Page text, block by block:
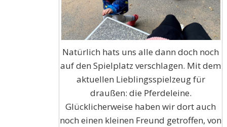
Natürlich hats uns alle dann doch noch
auf den Spielplatz verschlagen. Mit dem
aktuellen Lieblingsspielzeug für
draußen: die Pferdeleine.
Glücklicherweise haben wir dort auch
noch einen kleinen Freund getroffen, von